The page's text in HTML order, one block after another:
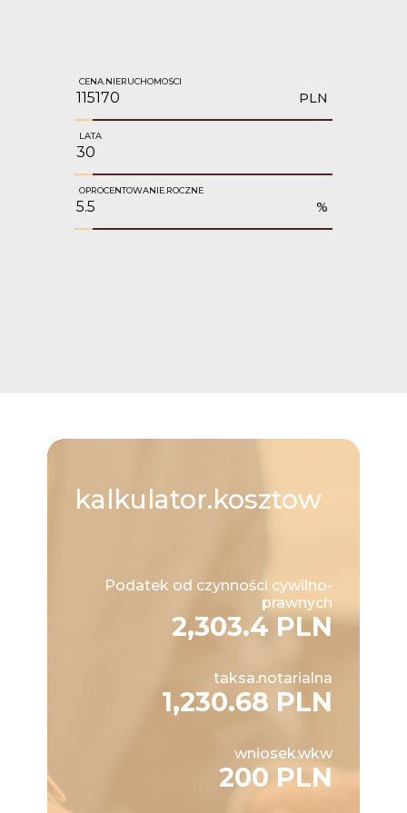
CENA.NIERUCHOMOSCI
PLN
LATA
OPROCENTOWANIE.ROCZNE
%
kalkulator.kosztow
Podatek od czynności cywilno-
prawnych
2,303.4 PLN
taksa.notarialna
1,230.68 PLN
wniosek.wkw
200 PLN